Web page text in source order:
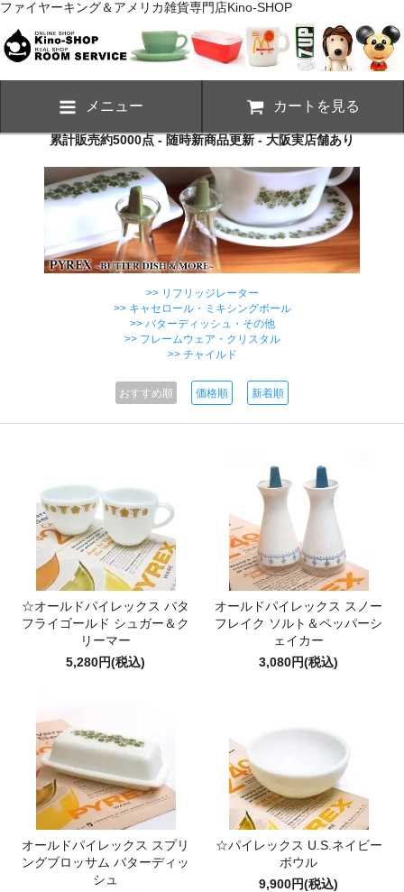
ファイヤーキング＆アメリカ雑貨専門店Kino-SHOP
メニュー カートを見る
累計販売約5000点 - 随時新商品更新 - 大阪実店舗あり
>> リフリッジレーター
>> キャセロール・ミキシングボール
>> バターディッシュ・その他
>> フレームウェア・クリスタル
>> チャイルド
おすすめ順 価格順 新着順
☆オールドパイレックス バタ
フライゴールド シュガー＆ク
リーマー
5,280円(税込)
オールドパイレックス スノー
フレイク ソルト＆ペッパーシ
ェイカー
3,080円(税込)
オールドパイレックス スプリ
ングブロッサム バターディッ
シュ
☆パイレックス U.S.ネイビー
ボウル
9,900円(税込)